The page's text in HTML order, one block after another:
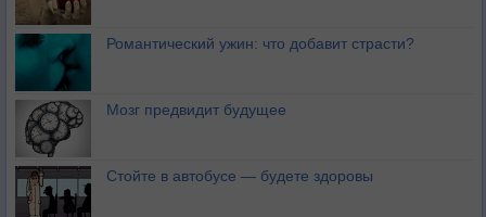
Романтический ужин: что добавит страсти?
Мозг предвидит будущее
Стойте в автобусе — будете здоровы